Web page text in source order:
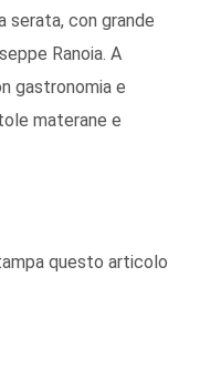
serata, con grande
Ranoia. A
gastronomia e
materane e
questo articolo